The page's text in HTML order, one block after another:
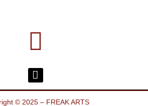
© 2025 – FREAK ARTS